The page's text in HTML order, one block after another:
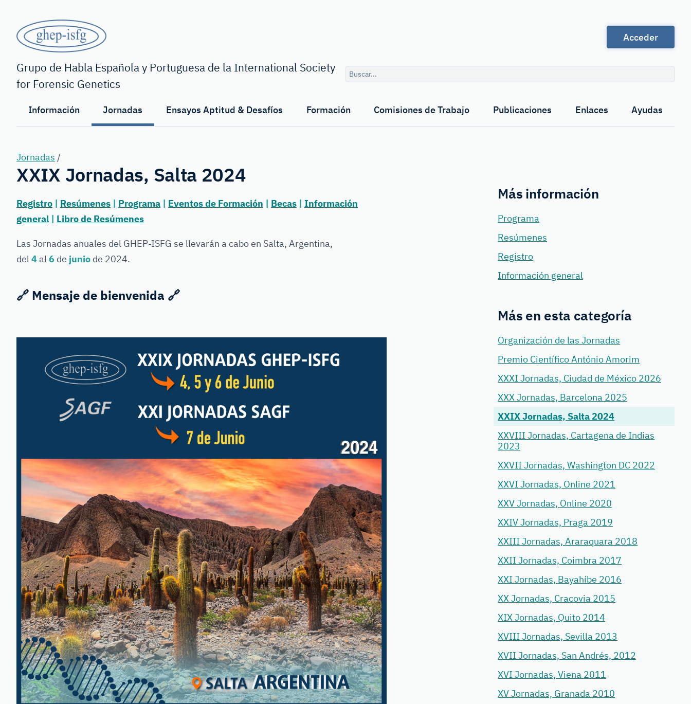
contenido
principalGHEP
-
ISFG
Grupo de Habla Española y Portuguesa de la International Society
for Forensic Genetics
Acceder
Consulta
de
Información
Jornadas Ensayos Aptitud & Desafíos Formación Comisiones de Trabajo Publicaciones Enlaces Ayudas
Jornadas /
XXIX Jornadas, Salta 2024
Registro | Resúmenes | Programa | Eventos de Formación | Becas | Información
general | Libro de Resúmenes
Las Jornadas anuales del GHEP-ISFG se llevarán a cabo en Salta, Argentina,
del4al6 de junio de 2024.
🔗 Mensaje de bienvenida 🔗
Más información
Programa
Resúmenes
Registro
Información general
Más en esta categoría
Organización de las Jornadas
Premio Científico António Amorim
XXXI Jornadas, Ciudad de México 2026
XXX Jornadas, Barcelona 2025
XXIX Jornadas, Salta 2024
XXVIII Jornadas, Cartagena de Indias
2023
XXVII Jornadas, Washington DC 2022
XXVI Jornadas, Online 2021
XXV Jornadas, Online 2020
XXIV Jornadas, Praga 2019
XXIII Jornadas, Araraquara 2018
XXII Jornadas, Coimbra 2017
XXI Jornadas, Bayahíbe 2016
XX Jornadas, Cracovia 2015
XIX Jornadas, Quito 2014
XVIII Jornadas, Sevilla 2013
XVII Jornadas, San Andrés, 2012
XVI Jornadas, Viena 2011
XV Jornadas, Granada 2010